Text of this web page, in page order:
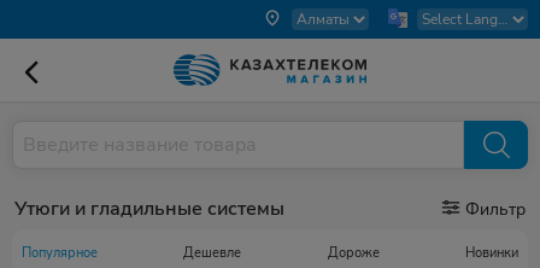
Утюги и гладильные системы Фильтр
Популярное Дешевле Дороже Новинки